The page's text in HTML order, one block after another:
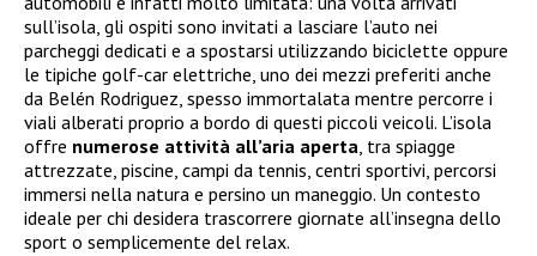
sull’isola, gli ospiti sono invitati a lasciare l’auto nei
parcheggi dedicati e a spostarsi utilizzando biciclette oppure
le tipiche golf-car elettriche, uno dei mezzi preferiti anche
da Belén Rodriguez, spesso immortalata mentre percorre i
viali alberati proprio a bordo di questi piccoli veicoli. L’isola
offre numerose attività all’aria aperta, tra spiagge
attrezzate, piscine, campi da tennis, centri sportivi, percorsi
immersi nella natura e persino un maneggio. Un contesto
ideale per chi desidera trascorrere giornate all’insegna dello
sport o semplicemente del relax.